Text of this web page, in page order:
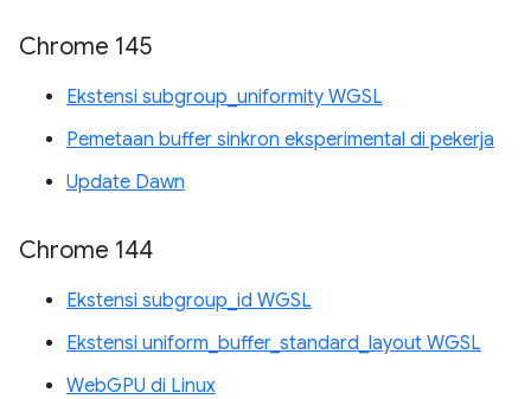
Chrome 145
Ekstensi subgroup_uniformity WGSL
Pemetaan buffer sinkron eksperimental di pekerja
Update Dawn
Chrome 144
Ekstensi subgroup_id WGSL
Ekstensi uniform_buffer_standard_layout WGSL
WebGPU di Linux